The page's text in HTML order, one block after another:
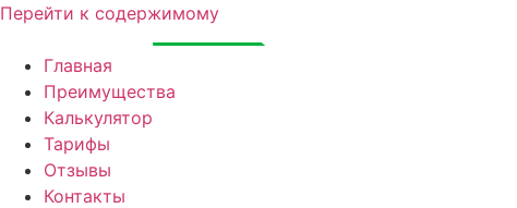
Перейти к содержимому
Главная
Преимущества
Калькулятор
Тарифы
Отзывы
Контакты